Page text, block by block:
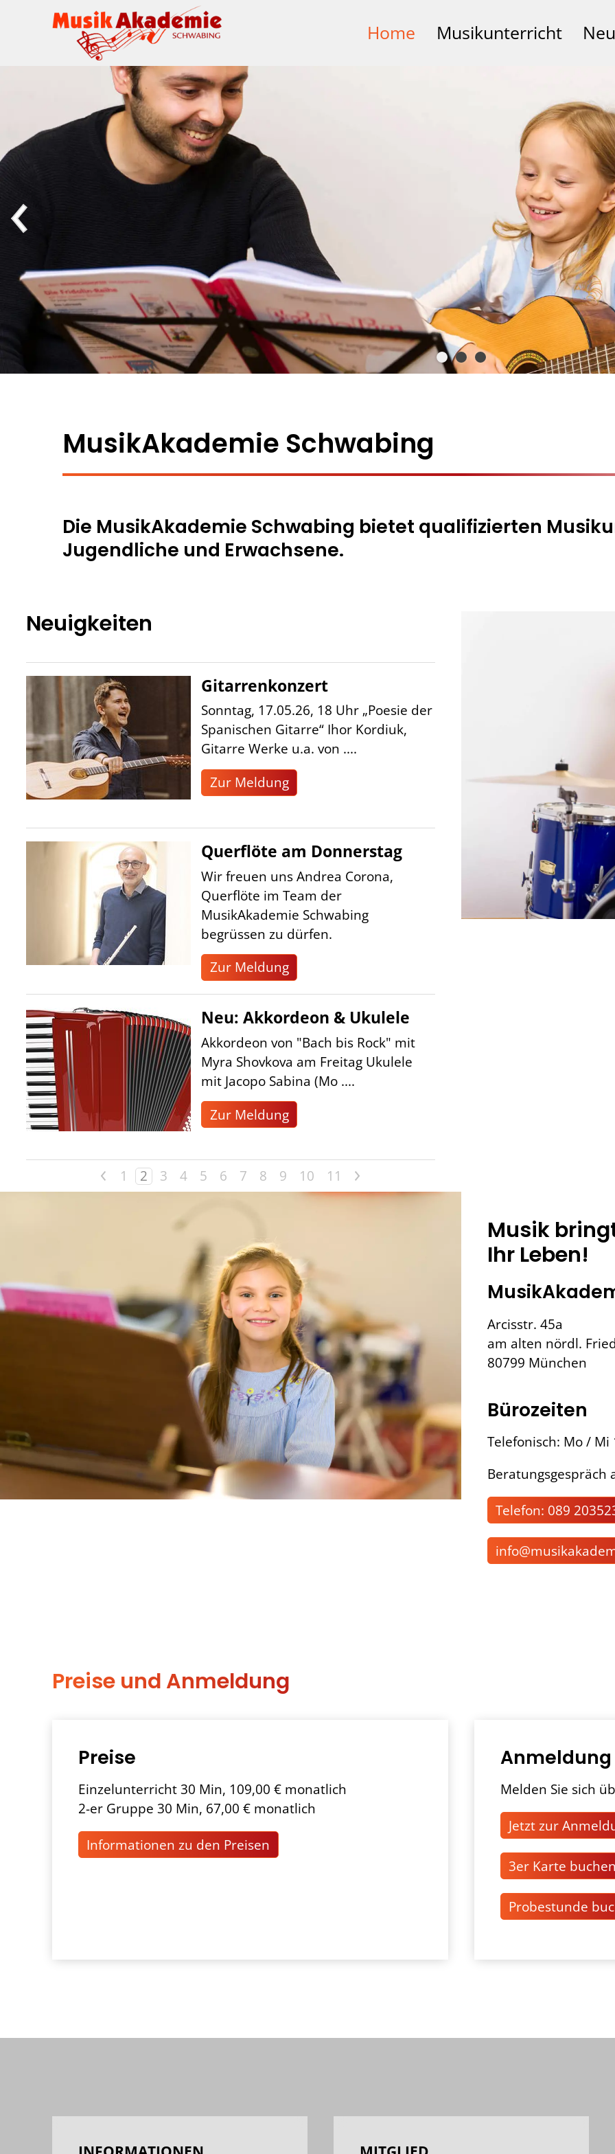
Home Musikunterricht
MusikAkademie Schwabing
Die MusikAkademie Schwabing bietet qualifizierten
Jugendliche und Erwachsene.
Neuigkeiten
Gitarrenkonzert
Sonntag, 17.05.26, 18 Uhr „Poesie der
Spanischen Gitarre“ Ihor Kordiuk,
Gitarre Werke u.a. von ....
Zur Meldung
Querflöte am Donnerstag
Wir freuen uns Andrea Corona,
Querflöte im Team der
MusikAkademie Schwabing
begrüssen zu dürfen.
Zur Meldung
Neu: Akkordeon & Ukulele
Akkordeon von "Bach bis Rock" mit
Myra Shovkova am Freitag Ukulele
mit Jacopo Sabina (Mo ....
Zur Meldung
< 1 2 3 4 5 6 7 8 9 10 11 >
Musik
Ihr Leben!
Arcisstr. 45a
am alten nördl.
80799 München
Bürozeiten
Telefonisch: Mo / Mi
Beratungsgespräch
Telefon: 089
nf m s k k d
Preise und Anmeldung
Preise
Einzelunterricht 30 Min, 109,00 € monatlich
2-er Gruppe 30 Min, 67,00 € monatlich
Informationen zu den Preisen
Anmeldung
Melden Sie sich
Jetzt zur
3er Karte buchen
Probestunde